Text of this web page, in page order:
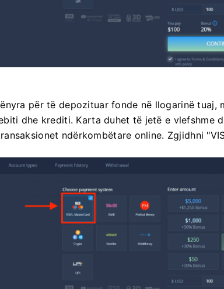
për të depozituar fonde në llogarinë tuaj,
dhe krediti. Karta duhet të jetë e vlefshme
ndërkombëtare online. Zgjidhni